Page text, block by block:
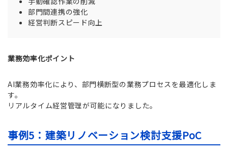
部門間連携の強化
経営判断スピード向上
業務効率化ポイント
AI業務効率化により、部門横断型の業務プロセスを最適化しま
す。
リアルタイム経営管理が可能になりました。
事例5：建築リノベーション検討支援PoC